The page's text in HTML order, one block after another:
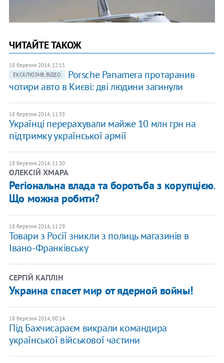
ЧИТАЙТЕ ТАКОЖ
18 березня 2014, 12:15
ЕКСКЛЮЗИВ, ВІДЕО
Porsche Panamera протаранив
чотири авто в Києві: дві людини загинули
18 березня 2014, 11:33
Українці перерахували майже 10 млн грн на
підтримку української армії
18 березня 2014, 11:30
ОЛЕКСІЙ ХМАРА
Регіональна влада та боротьба з корупцією.
Що можна робити?
18 березня 2014, 11:29
Товари з Росії зникли з полиць магазинів в
Івано-Франківську
СЕРГІЙ КАПЛІН
Украина спасет мир от ядерной войны!
18 березня 2014, 00:14
Під Бахчисараєм викрали командира
української військової частини